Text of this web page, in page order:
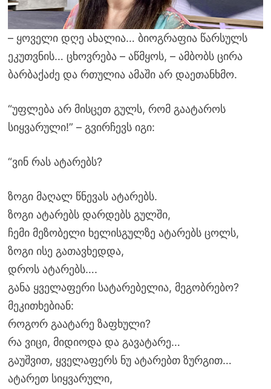
– ყოველი დღე ახალია… ბიოგრაფია წარსულს
ეკუთვნის… ცხოვრება – აწმყოს, – ამბობს ცირა
ბარბაქაძე და რთულია ამაში არ დაეთანხმო.
“უფლება არ მისცეთ გულს, რომ გაატაროს
სიყვარული!” – გვირჩევს იგი:
“ვინ რას ატარებს?
ზოგი მაღალ წნევას ატარებს.
ზოგი ატარებს დარდებს გულში,
ჩემი მეზობელი ხელისგულზე ატარებს ცოლს,
ზოგი ისე გათავხედდა,
დროს ატარებს….
განა ყველაფერი სატარებელია, მეგობრებო?
მეკითხებიან:
როგორ გაატარე ზაფხული?
რა ვიცი, მიდიოდა და გავატარე…
გაუშვით, ყველაფერს ნუ ატარებთ ზურგით…
ატარეთ სიყვარული,